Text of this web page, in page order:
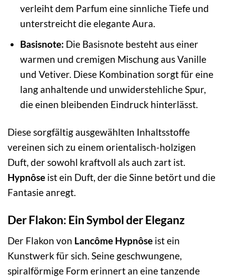
verleiht dem Parfum eine sinnliche Tiefe und
unterstreicht die elegante Aura.
Basisnote: Die Basisnote besteht aus einer
warmen und cremigen Mischung aus Vanille
und Vetiver. Diese Kombination sorgt für eine
lang anhaltende und unwiderstehliche Spur,
die einen bleibenden Eindruck hinterlässt.
Diese sorgfältig ausgewählten Inhaltsstoffe
vereinen sich zu einem orientalisch-holzigen
Duft, der sowohl kraftvoll als auch zart ist.
Hypnôse ist ein Duft, der die Sinne betört und die
Fantasie anregt.
Der Flakon: Ein Symbol der Eleganz
Der Flakon von Lancôme Hypnôse ist ein
Kunstwerk für sich. Seine geschwungene,
spiralförmige Form erinnert an eine tanzende